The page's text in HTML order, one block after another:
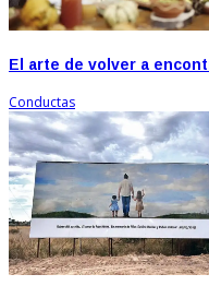
El arte de volver a
Conductas